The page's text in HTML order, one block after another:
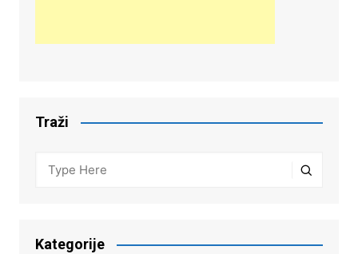
Traži
Kategorije